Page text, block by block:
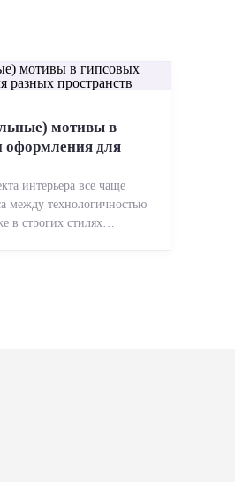
мотивы в
оформления для
интерьера все чаще
между технологичностью
в строгих стилях